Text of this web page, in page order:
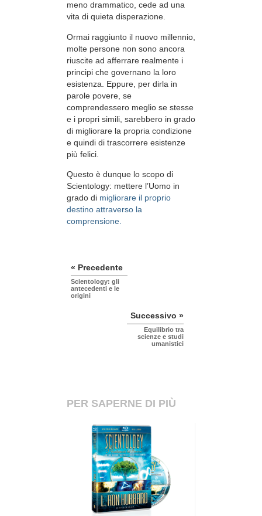
meno drammatico, cede ad una
vita di quieta disperazione.
Ormai raggiunto il nuovo millennio,
molte persone non sono ancora
riuscite ad afferrare realmente i
principi che governano la loro
esistenza. Eppure, per dirla in
parole povere, se
comprendessero meglio se stesse
e i propri simili, sarebbero in grado
di migliorare la propria condizione
e quindi di trascorrere esistenze
più felici.
Questo è dunque lo scopo di
Scientology: mettere l’Uomo in
grado di migliorare il proprio
destino attraverso la
comprensione.
« Precedente
Scientology: gli
antecedenti e le
origini
Successivo »
Equilibrio tra
scienze e studi
umanistici
PER SAPERNE DI PIÙ